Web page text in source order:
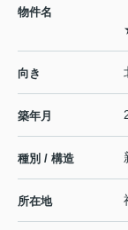
物件名
向き
築年月
種別 / 構造
所在地